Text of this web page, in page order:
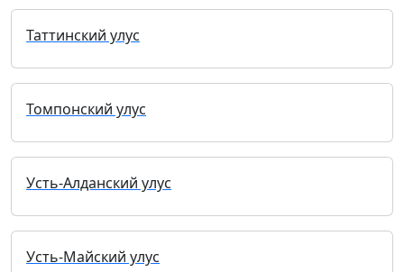
Таттинский улус
Томпонский улус
Усть-Алданский улус
Усть-Майский улус